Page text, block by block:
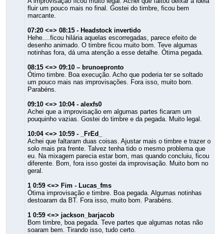
fluir um pouco mais no final. Gostei do timbre, ficou bem
marcante.
07:20 <=> 08:15 - Headstock invertido
Hehe....ficou hilária aquelas escorregadas, parece efeito de
desenho animado. O timbre ficou muito bom. Teve algumas
notinhas fora, dá uma atenção a esse detalhe. Ótima pegada.
08:15 <=> 09:10 – brunoepronto
Ótimo timbre. Boa execução. Acho que poderia ter se soltado
um pouco mais nas improvisações. Fora isso, muito bom.
Parabéns.
09:10 <=> 10:04 - alexfs0
Achei que a improvisação em algumas partes ficaram um
pouquinho vazias. Gostei do timbre e da pegada. Muito legal.
10:04 <=> 10:59 - _FrEd_
Achei que faltaram duas coisas. Ajustar mais o timbre e trazer o
solo mais pra frente. Talvez tenha tido o mesmo problema que
eu. Na mixagem parecia estar bom, mas quando concluiu, ficou
diferente. Bom, fora isso gostei da improvisação. Muito bom no
geral.
1 0:59 <=> Fim - Lucas_fms
Ótima improvisação e timbre. Boa pegada. Algumas notinhas
destoaram da BT. Fora isso, muito bom. Parabéns.
1 0:59 <=> jackson_barjacob
Bom timbre, boa pegada. Teve partes que algumas notas não
soaram bem. Tirando isso, tudo certo.